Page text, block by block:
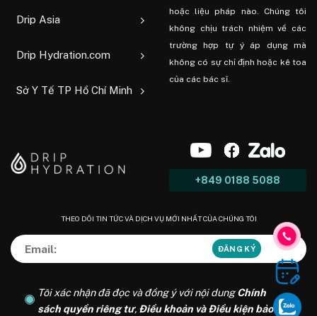
Drip Asia
Drip Hydration.com
Sở Y Tế TP Hồ Chí Minh
hoặc liệu pháp nào. Chúng tôi
không chịu trách nhiệm về các
trường hợp tự ý áp dụng mà
không có sự chỉ định hoặc kê toa
của các bác sĩ.
+849 0188 5088
THEO DÕI TIN TỨC VÀ DỊCH VỤ MỚI NHẤT CỦA CHÚNG TÔI
Tôi xác nhận đã đọc và đồng ý với nội dungChính
sách quyền riêng tư, Điều khoản và Điều kiện bảo